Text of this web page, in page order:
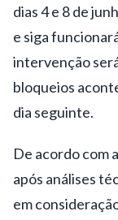
dias 4 e 8 de
e siga
intervenção
bloqueios
dia seguinte.
De acordo com
após análises
em